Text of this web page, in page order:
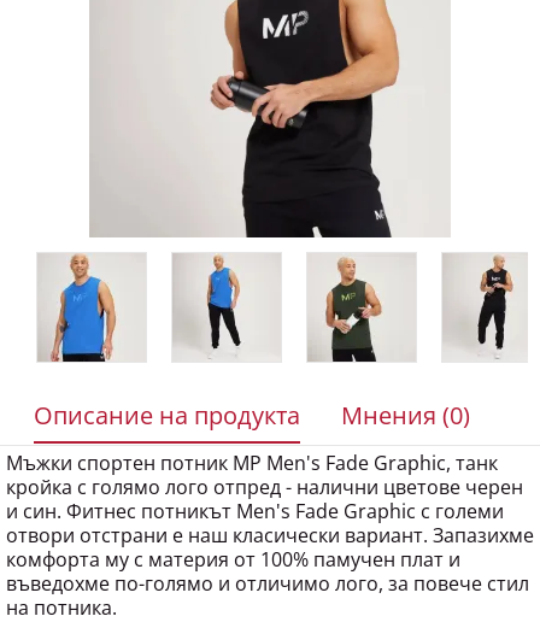
Описание на продукта Мнения (0)
Мъжки спортен потник MP Men's Fade Graphic, танк
кройка с голямо лого отпред - налични цветове черен
и син. Фитнес потникът Men's Fade Graphic с големи
отвори отстрани е наш класически вариант. Запазихме
комфорта му с материя от 100% памучен плат и
въведохме по-голямо и отличимо лого, за повече стил
на потника.